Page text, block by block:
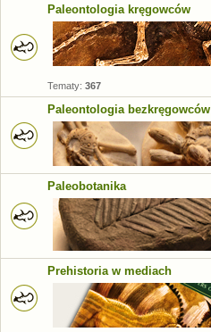
Paleontologia kręgowców
Tematy: 367
Paleontologia bezkręgowców
Paleobotanika
Prehistoria w mediach